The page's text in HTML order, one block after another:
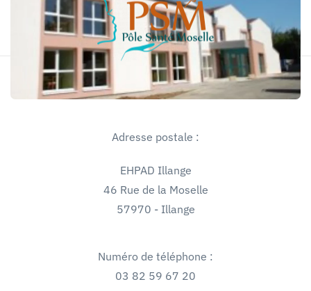
Skip
main
content
Adresse postale :
EHPAD Illange
46 Rue de la Moselle
57970 - Illange
Numéro de téléphone :
03 82 59 67 20